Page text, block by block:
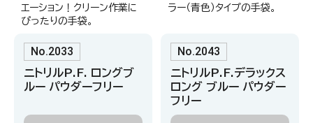
エーション！クリーン作業に
ぴったりの手袋。
ラー（青色）タイプの手袋。
No.2033
ニトリルP.F. ロングブ
ルー パウダーフリー
No.2043
ニトリルP.F.デラックス
ロング ブルー パウダー
フリー